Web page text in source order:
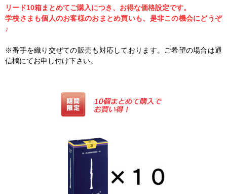
リード10箱まとめてご購入につき、お得な価格設定です。
学校さまも個人のお客様のおまとめ買いも、是非この機会にどうぞ
♪
※番手を織り交ぜての販売も対応しております。ご希望の場合は通
信欄にてお申し付け下さい。